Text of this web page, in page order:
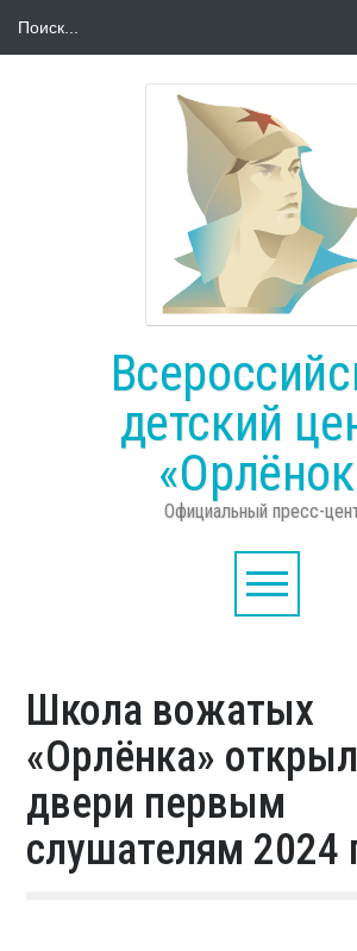
детский
Официальный пресс-
Школа вожатых
«Орлёнка»
двери первым
слушателям 2024